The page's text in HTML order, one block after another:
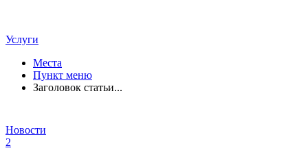
Услуги
Места
Пункт меню
Заголовок статьи...
Новости
2